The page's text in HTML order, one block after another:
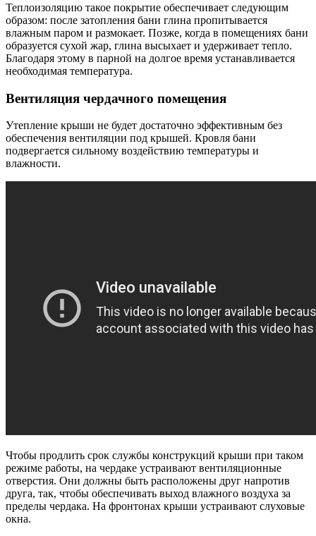
Теплоизоляцию такое покрытие обеспечивает следующим
образом: после затопления бани глина пропитывается
влажным паром и размокает. Позже, когда в помещениях бани
образуется сухой жар, глина высыхает и удерживает тепло.
Благодаря этому в парной на долгое время устанавливается
необходимая температура.
Вентиляция чердачного помещения
Утепление крыши не будет достаточно эффективным без
обеспечения вентиляции под крышей. Кровля бани
подвергается сильному воздействию температуры и
влажности.
Чтобы продлить срок службы конструкций крыши при таком
режиме работы, на чердаке устраивают вентиляционные
отверстия. Они должны быть расположены друг напротив
друга, так, чтобы обеспечивать выход влажного воздуха за
пределы чердака. На фронтонах крыши устраивают слуховые
окна.